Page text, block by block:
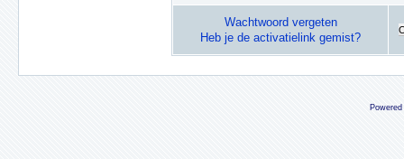
Wachtwoord vergeten
Heb je de activatielink gemist?